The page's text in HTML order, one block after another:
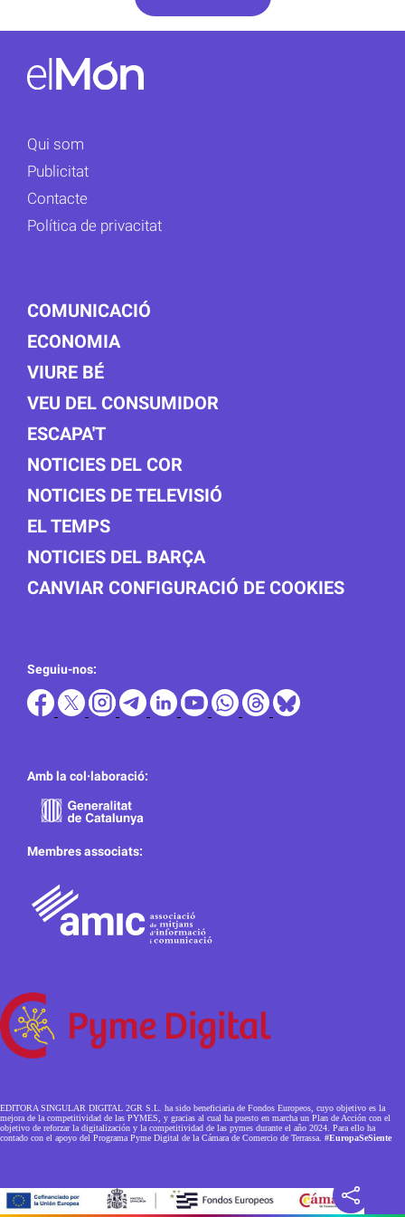
Qui som
Publicitat
Contacte
Política de privacitat
COMUNICACIÓ
ECONOMIA
VIURE BÉ
VEU DEL CONSUMIDOR
ESCAPA'T
NOTICIES DEL COR
NOTICIES DE TELEVISIÓ
EL TEMPS
NOTICIES DEL BARÇA
CANVIAR CONFIGURACIÓ DE COOKIES
Seguiu-nos:
Amb la col·laboració:
Membres associats:
EDITORA SINGULAR DIGITAL 2GR S.L. ha sido beneficiaria de Fondos Europeos, cuyo objetivo es la
mejora de la competitividad de las PYMES, y gracias al cual ha puesto en marcha un Plan de Acción con el
objetivo de reforzar la digitalización y la competitividad de las pymes durante el año 2024. Para ello ha
contado con el apoyo del Programa Pyme Digital de la Cámara de Comercio de Terrassa. #EuropaSeSiente